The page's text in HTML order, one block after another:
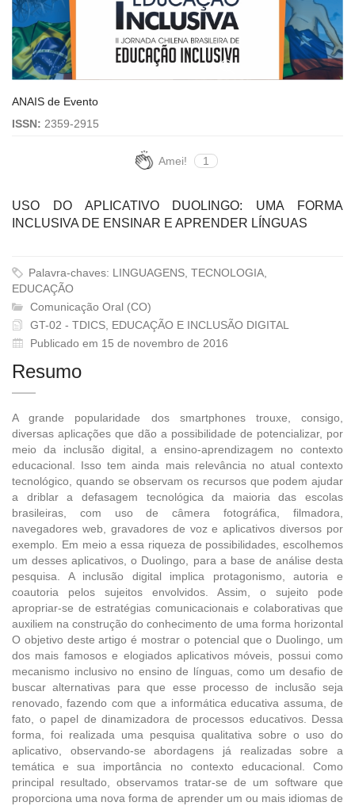
ANAIS de Evento
ISSN: 2359-2915
Amei! 1
USO DO APLICATIVO DUOLINGO: UMA FORMA
INCLUSIVA DE ENSINAR E APRENDER LÍNGUAS
Palavra-chaves: LINGUAGENS, TECNOLOGIA,
EDUCAÇÃO
Comunicação Oral (CO)
GT-02 - TDICS, EDUCAÇÃO E INCLUSÃO DIGITAL
Publicado em 15 de novembro de 2016
Resumo
A grande popularidade dos smartphones trouxe, consigo,
diversas aplicações que dão a possibilidade de potencializar, por
meio da inclusão digital, a ensino-aprendizagem no contexto
educacional. Isso tem ainda mais relevância no atual contexto
tecnológico, quando se observam os recursos que podem ajudar
a driblar a defasagem tecnológica da maioria das escolas
brasileiras, com uso de câmera fotográfica, filmadora,
navegadores web, gravadores de voz e aplicativos diversos por
exemplo. Em meio a essa riqueza de possibilidades, escolhemos
um desses aplicativos, o Duolingo, para a base de análise desta
pesquisa. A inclusão digital implica protagonismo, autoria e
coautoria pelos sujeitos envolvidos. Assim, o sujeito pode
apropriar-se de estratégias comunicacionais e colaborativas que
auxiliem na construção do conhecimento de uma forma horizontal
O objetivo deste artigo é mostrar o potencial que o Duolingo, um
dos mais famosos e elogiados aplicativos móveis, possui como
mecanismo inclusivo no ensino de línguas, como um desafio de
buscar alternativas para que esse processo de inclusão seja
renovado, fazendo com que a informática educativa assuma, de
fato, o papel de dinamizadora de processos educativos. Dessa
forma, foi realizada uma pesquisa qualitativa sobre o uso do
aplicativo, observando-se abordagens já realizadas sobre a
temática e sua importância no contexto educacional. Como
principal resultado, observamos tratar-se de um software que
proporciona uma nova forma de aprender um ou mais idiomas de